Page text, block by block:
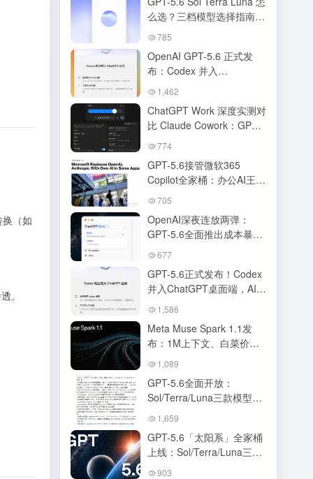
（如
。
么选？三档模型选择指南与
搭配策略详解
785
OpenAI GPT-5.6 正式发
布：Codex 并入
ChatGPT，新版桌面端打
造「AI工作台」全解析
1,462
ChatGPT Work 深度实测对
比 Claude Cowork：GPT-
5.6 驱动下 OpenAI 真追上
极对决
774
GPT-5.6接管微软365
Copilot全家桶：办公AI王座
易主，DeepSWE跑分碾压
Agent塞进手机
705
OpenAI深夜连放两弹：
GPT-5.6全面推出成本暴打
Fable-5，ChatGPT与
677
GPT-5.6正式发布！Codex
并入ChatGPT桌面端，AI超
级应用时代正式开启
1,586
Meta Muse Spark 1.1发
布：1M上下文、白菜价
API，跑分接近Opus 4.8与
GPT-5.5
1,089
GPT-5.6全面开放：
Sol/Terra/Luna三款模型、
定价、性能跑分、
ChatGPT Work 全解读
1,659
GPT-5.6「太阳系」全家桶
上线：Sol/Terra/Luna三档
定价，ChatGPT与Codex合
903